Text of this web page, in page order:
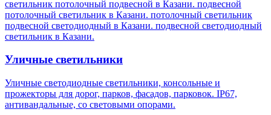
светильник потолочный подвесной в Казани. подвесной
потолочный светильник в Казани. потолочный светильник
подвесной светодиодный в Казани. подвесной светодиодный
светильник в Казани.
Уличные светильники
Уличные светодиодные светильники, консольные и
прожекторы для дорог, парков, фасадов, парковок. IP67,
антивандальные, со световыми опорами.